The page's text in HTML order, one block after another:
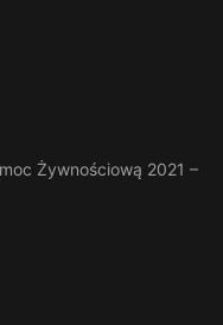
Żywnościową 2021 –